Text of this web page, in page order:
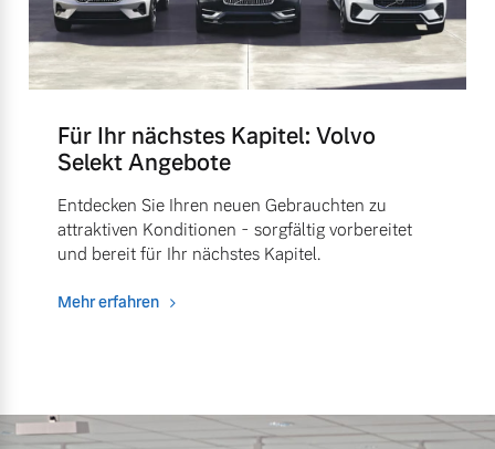
Für Ihr nächstes Kapitel: Volvo
Selekt Angebote
Entdecken Sie Ihren neuen Gebrauchten zu
attraktiven Konditionen - sorgfältig vorbereitet
und bereit für Ihr nächstes Kapitel.
Mehr erfahren